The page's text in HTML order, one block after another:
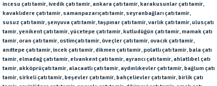
incesu çatı tamir, ivedik çatı tamir, ankara çatı tamir, karakusunlar çatı tamir,
kavaklıdere çatı tamir, samanpazarıçatı tamir, seyranbağları çatı tamir,
susuz çatı tamir, şenyuva çatı tamir, taşpınar çatı tamir, varlık çatı tamir, ulusçatı
tamir, yenikentçatı tamir, yücetepe çatı tamir, kutludüğün çatı tamir, mamak çatı
tamir, oran çatı tamir, ostimçatı tamir, öveçler çatı tamir, ovacık çatı tamir,
anıttepe çatı tamir, incek çatı tamir, dikmen çatı tamir, polatlı çatı tamir, bala çatı
tamir, elmadağ çatı tamir, elvankentçatı tamir, ayrancı çatı tamir, ahlatlıbel çatı
tamir, akköprüçatı tamir, alacaatlı çatı tamir, aydınlıkevler çatı tamir, bağlum çatı
tamir, sirkeli çatı tamir, beşevler çatı tamir, bahçelievler çatı tamir, birlik çatı